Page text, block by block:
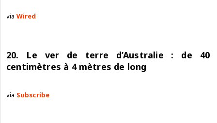
via Wired
20. Le ver de terre d’Australie : de 40
centimètres à 4 mètres de long
via Subscribe